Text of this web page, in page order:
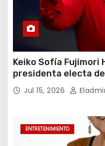
Keiko Sofía Fujimori
presidenta electa
para el periodo
Jul 15, 2026
ENTRETENIMIENTO